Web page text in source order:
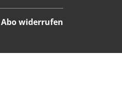
Abo widerrufen